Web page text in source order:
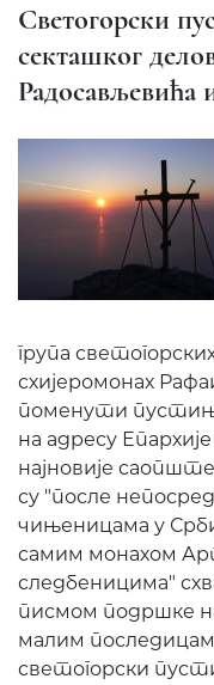
Светогорски
секташког
Радосављевића
група
схијеромонах
поменути
на адресу
најновије
су "после
чињеницама у
самим монахом
следбеницима"
писмом подршке
малим
светогорски